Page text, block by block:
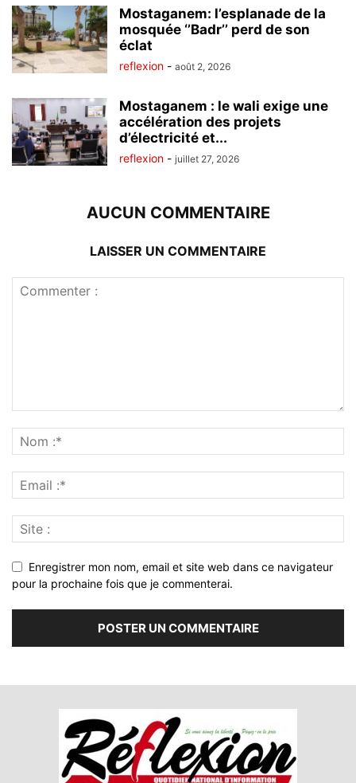
Mostaganem: l’esplanade de la
mosquée ‘’Badr’’ perd de son
éclat
reflexion - août 2, 2026
Mostaganem : le wali exige une
accélération des projets
d’électricité et...
reflexion - juillet 27, 2026
AUCUN COMMENTAIRE
LAISSER UN COMMENTAIRE
Enregistrer mon nom, email et site web dans ce navigateur
pour la prochaine fois que je commenterai.